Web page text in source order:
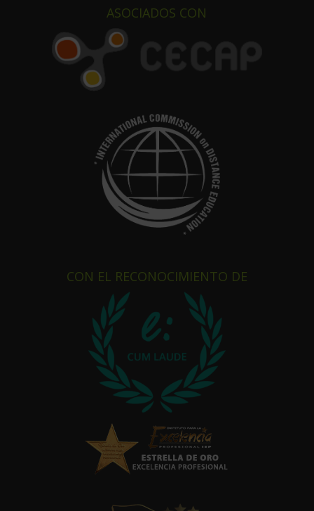
ASOCIADOS CON
CON EL RECONOCIMIENTO DE